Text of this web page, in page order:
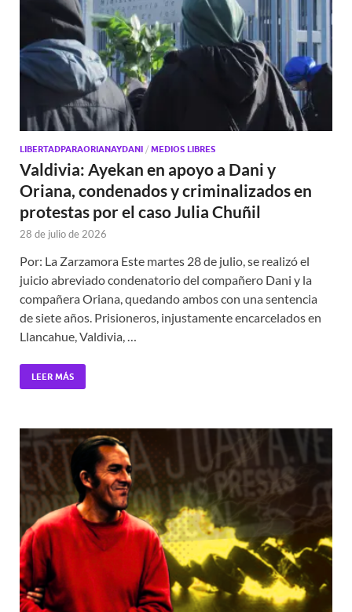
LIBERTADPARAORIANAYDANI / MEDIOS LIBRES
Valdivia: Ayekan en apoyo a Dani y
Oriana, condenados y criminalizados en
protestas por el caso Julia Chuñil
28 de julio de 2026
Por: La Zarzamora Este martes 28 de julio, se realizó el
juicio abreviado condenatorio del compañero Dani y la
compañera Oriana, quedando ambos con una sentencia
de siete años. Prisioneros, injustamente encarcelados en
Llancahue, Valdivia, …
LEER MÁS